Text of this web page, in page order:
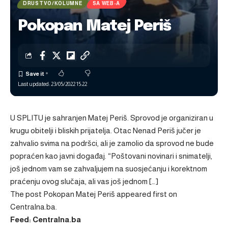
DRUSTVO/KOLUMNE SA WEB-A
Pokopan Matej Periš
Last updated: 23/05/2022 15:22
U SPLITU je sahranjen Matej Periš. Sprovod je organiziran u
krugu obitelji i bliskih prijatelja. Otac Nenad Periš jučer je
zahvalio svima na podršci, ali je zamolio da sprovod ne bude
popraćen kao javni događaj. “Poštovani novinari i snimatelji,
još jednom vam se zahvaljujem na suosjećanju i korektnom
praćenju ovog slučaja, ali vas još jednom […]
The post Pokopan Matej Periš appeared first on
Centralna.ba
Feed: Centralna.ba